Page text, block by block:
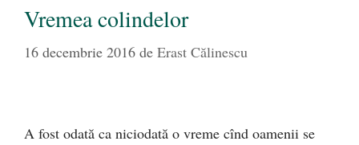
Vremea colindelor
16 decembrie 2016 de Erast Călinescu
A fost odată ca niciodată o vreme cînd oamenii se